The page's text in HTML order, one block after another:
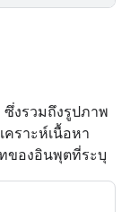
ซึ่งรวมถึงรูปภาพ
คราะห์เนื้อหา
ของอินพุตที่ระบุ